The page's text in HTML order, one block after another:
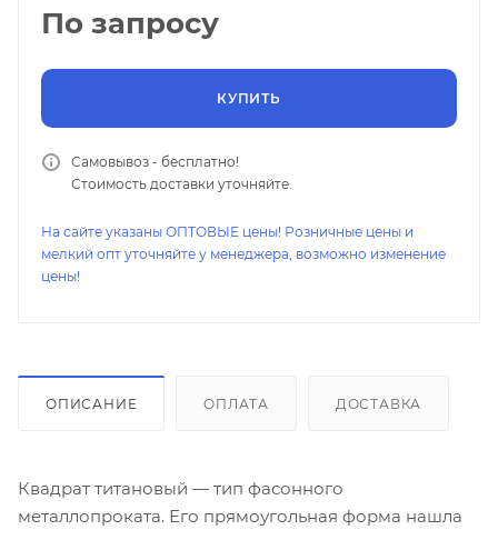
По запросу
КУПИТЬ
Самовывоз - бесплатно!
Стоимость доставки уточняйте.
На сайте указаны ОПТОВЫЕ цены! Розничные цены и
мелкий опт уточняйте у менеджера, возможно изменение
цены!
ОПИСАНИЕ ОПЛАТА ДОСТАВКА
Квадрат титановый — тип фасонного
металлопроката. Его прямоугольная форма нашла